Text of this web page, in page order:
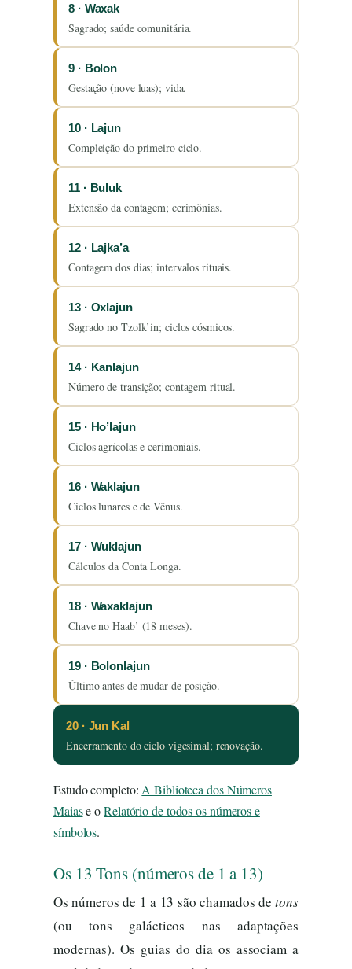
8 · Waxak
Sagrado; saúde comunitária.
9 · Bolon
Gestação (nove luas); vida.
10 · Lajun
Compleição do primeiro ciclo.
11 · Buluk
Extensão da contagem; cerimônias.
12 · Lajka’a
Contagem dos dias; intervalos rituais.
13 · Oxlajun
Sagrado no Tzolk’in; ciclos cósmicos.
14 · Kanlajun
Número de transição; contagem ritual.
15 · Ho’lajun
Ciclos agrícolas e cerimoniais.
16 · Waklajun
Ciclos lunares e de Vênus.
17 · Wuklajun
Cálculos da Conta Longa.
18 · Waxaklajun
Chave no Haab’ (18 meses).
19 · Bolonlajun
Último antes de mudar de posição.
20 · Jun Kal
Encerramento do ciclo vigesimal; renovação.
Estudo completo: A Biblioteca dos Números
Maiase oRelatório de todos os números e
símbolos.
Os 13 Tons (números de 1 a 13)
Os números de 1 a 13 são chamados detons
(ou tons galácticos nas adaptações
modernas). Os guias do dia os associam a